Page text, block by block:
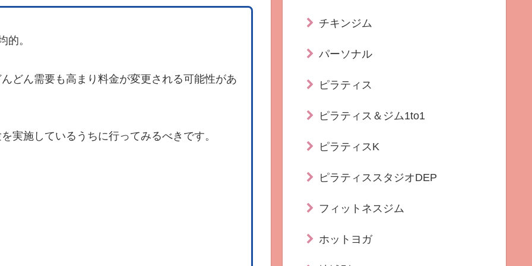
的。
どん需要も高まり料金が変更される可能性があ
実施しているうちに行ってみるべきです。
チキンジム
パーソナル
ピラティス
ピラティス＆ジム1to1
ピラティスK
ピラティススタジオDEP
フィットネスジム
ホットヨガ